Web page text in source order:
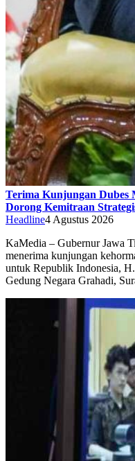
Terima Kunjungan
Dorong Kemitraan
Headline4 Agustus 2026
KaMedia – Gubernur Jawa
menerima kunjungan
untuk Republik Indonesia,
Gedung Negara Grahadi,